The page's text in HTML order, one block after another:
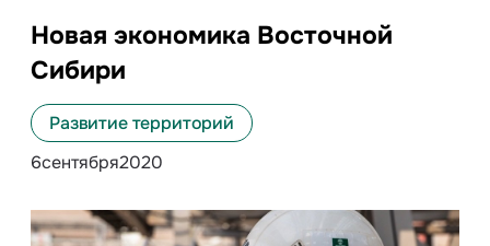
Новая экономика Восточной
Сибири
Развитие территорий
6сентября2020